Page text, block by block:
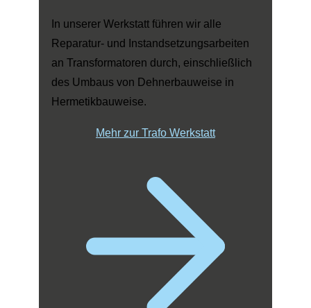
In unserer Werkstatt führen wir alle
Reparatur- und Instandsetzungsarbeiten
an Transformatoren durch, einschließlich
des Umbaus von Dehnerbauweise in
Hermetikbauweise.
Mehr zur Trafo Werkstatt